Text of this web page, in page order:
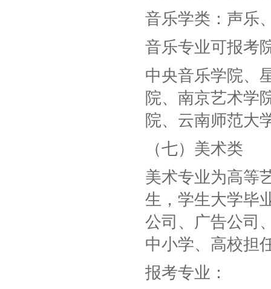
音乐学类：声乐
音乐专业可报考
中央音乐学院、
院、南京艺术学
院、云南师范大
（七）美术类
美术专业为高等
生，学生大学毕
公司、广告公司
中小学、高校担
报考专业：